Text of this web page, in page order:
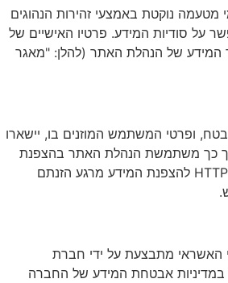
מטעמה נוקטת באמצעי זהירות הנהוגים
על סודיות המידע. פרטיו האישיים של
של הנהלת האתר (להלן: "מאגר
ופרטי המשתמש המוזנים בו, יישארו
כך משתמשת הנהלת האתר בהצפנת
הנתונים באמצעות תקן HTTPS להצפנת המידע מרגע הזנתם
האשראי מתבצעת על ידי חברת
במדיניות אבטחת המידע של החברה